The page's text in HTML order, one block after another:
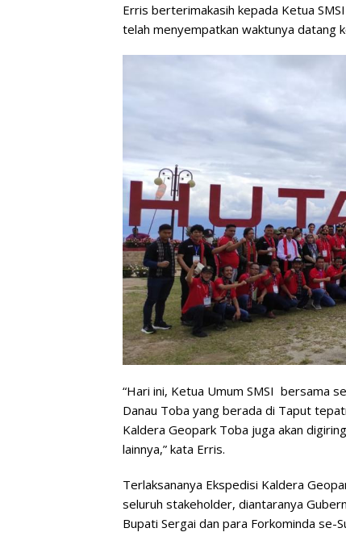
Erris berterimakasih kepada Ketua
telah menyempatkan waktunya datang
“Hari ini, Ketua Umum SMSI bersama
Danau Toba yang berada di Taput
Kaldera Geopark Toba juga akan
lainnya,” kata Erris.
Terlaksananya Ekspedisi Kaldera
seluruh stakeholder, diantaranya
Bupati Sergai dan para Forkominda se-